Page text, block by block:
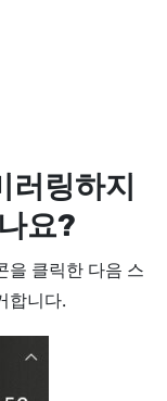
러링하지
요?
을 클릭한 다음 스
합니다.